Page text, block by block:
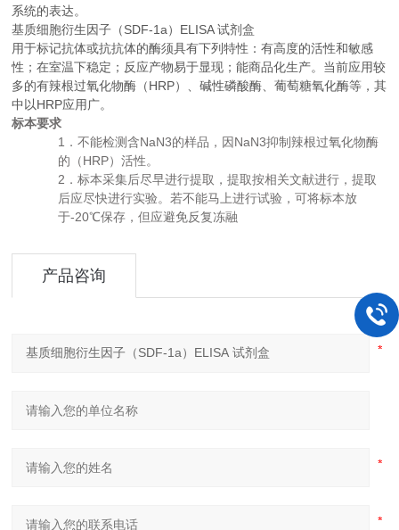
系统的表达。
基质细胞衍生因子（SDF-1a）ELISA 试剂盒
用于标记抗体或抗抗体的酶须具有下列特性：有高度的活性和敏感
性；在室温下稳定；反应产物易于显现；能商品化生产。当前应用较
多的有辣根过氧化物酶（HRP）、碱性磷酸酶、葡萄糖氧化酶等，其
中以HRP应用广。
标本要求
1 ．不能检测含NaN3的样品，因 NaN3抑制辣根过氧化物酶
的（ HRP）活性。
2 ．标本采集后尽早进行提取，提取按相关文献进行，提取
后应尽快进行实验。若不能马上进行试验，可将标本放
于-20℃保存，但应避免反复冻融
产品咨询